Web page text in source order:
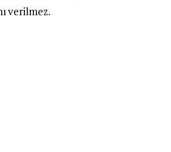
verilmez.